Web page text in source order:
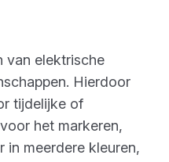
van elektrische
Hierdoor
tijdelijke of
het markeren,
in meerdere kleuren,